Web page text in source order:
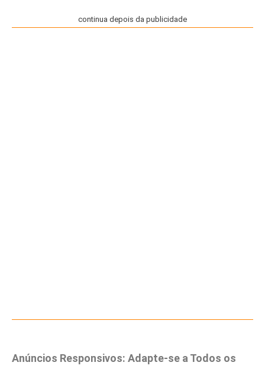
continua depois da publicidade
Anúncios Responsivos: Adapte-se a Todos os